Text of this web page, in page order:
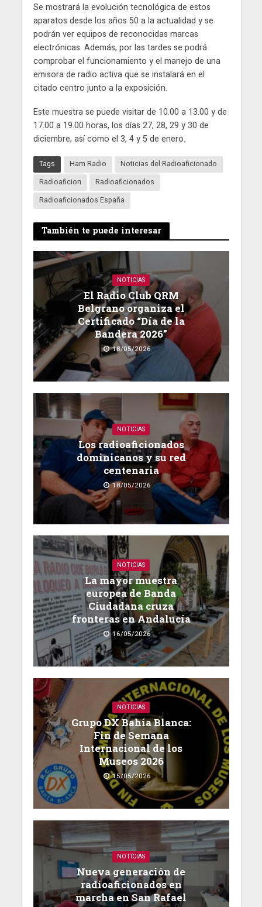
Se mostrará la evolución tecnológica de estos
aparatos desde los años 50 a la actualidad y se
podrán ver equipos de reconocidas marcas
electrónicas. Además, por las tardes se podrá
comprobar el funcionamiento y el manejo de una
emisora de radio activa que se instalará en el
citado centro junto a la exposición.
Este muestra se puede visitar de 10.00 a 13.00 y de
17.00 a 19.00 horas, los días 27, 28, 29 y 30 de
diciembre, así como el 3, 4 y 5 de enero.
Tags Ham Radio
Noticias del Radioaficionado
Radioaficion
Radioaficionados
Radioaficionados España
También te puede interesar
NOTICIAS
El Radio Club QRM
Belgrano organiza el
Certificado “Día de la
Bandera 2026”
18/05/2026
NOTICIAS
Los radioaficionados
dominicanos y su red
centenaria
18/05/2026
NOTICIAS
La mayor muestra
europea de Banda
Ciudadana cruza
fronteras en Andalucía
16/05/2026
NOTICIAS
Grupo DX Bahía Blanca:
Fin de Semana
Internacional de los
Museos 2026
15/05/2026
NOTICIAS
Nueva generación de
radioaficionados en
marcha en San Rafael